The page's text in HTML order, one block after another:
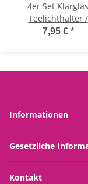
4er Set Klarglas
Teelichthalter /
Pflanzgefäß
7,95 € *
Informationen
Gesetzliche
Kontakt